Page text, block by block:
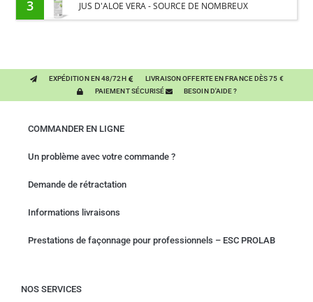
3 JUS D'ALOE VERA - SOURCE DE NOMBREUX
EXPÉDITION EN 48/72H
LIVRAISON OFFERTE EN FRANCE DÈS 75 €
PAIEMENT SÉCURISÉ
BESOIN D'AIDE ?
COMMANDER EN LIGNE
Un problème avec votre commande ?
Demande de rétractation
Informations livraisons
Prestations de façonnage pour professionnels – ESC PROLAB
NOS SERVICES